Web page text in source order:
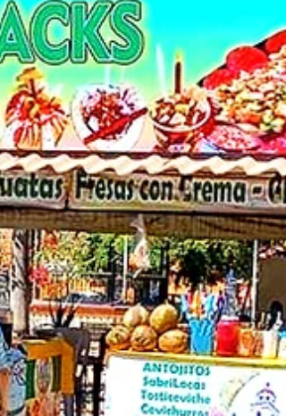
instrumento de resiliencia, denuncia y
construcción de paz en di